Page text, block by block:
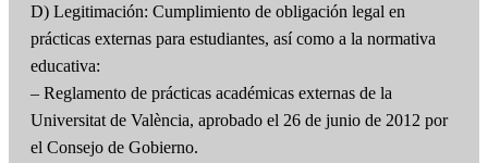
D) Legitimación: Cumplimiento de obligación legal en
prácticas externas para estudiantes, así como a la normativa
educativa:
– Reglamento de prácticas académicas externas de la
Universitat de València, aprobado el 26 de junio de 2012 por
el Consejo de Gobierno.